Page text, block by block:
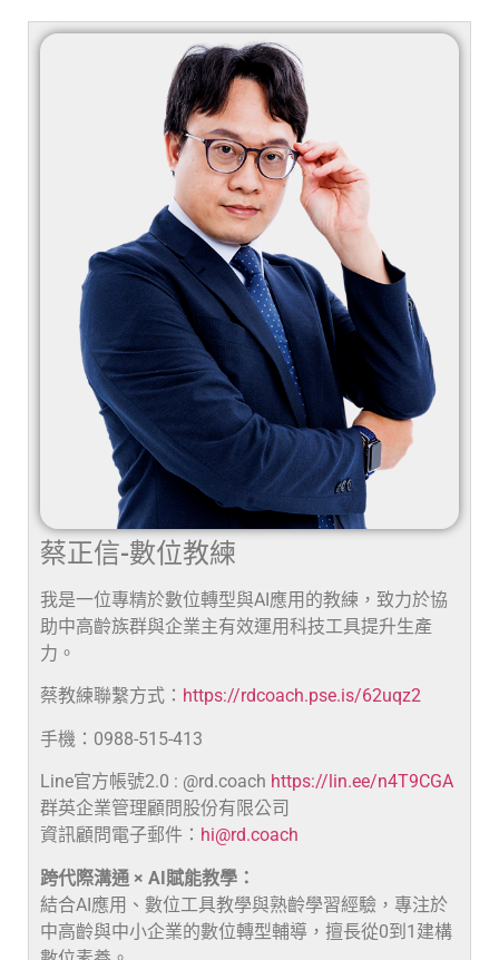
蔡正信-數位教練
我是一位專精於數位轉型與AI應用的教練，致力於協
助中高齡族群與企業主有效運用科技工具提升生產
力。
蔡教練聯繫方式： https://rdcoach.pse.is/62uqz2
手機：0988-515-413
Line官方帳號2.0 : @rd.coach https://lin.ee/n4T9CGA
群英企業管理顧問股份有限公司
資訊顧問電子郵件： hi@rd.coach
跨代際溝通 × AI賦能教學：
結合AI應用、數位工具教學與熟齡學習經驗，專注於
中高齡與中小企業的數位轉型輔導，擅長從0到1建構